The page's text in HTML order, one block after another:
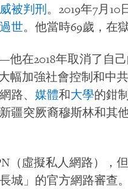
被判刑 。2019年7月
過世。他當時69歲，在
在2018年取消了自
加強社會控制和中
路、 媒體和大學的鉗
疆突厥裔穆斯林和其
（虛擬私人網路），
城」的官方網路審查